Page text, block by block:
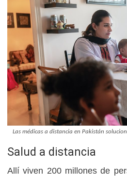
Las médicas a distancia en Pakistán
Salud a distancia
Allí viven 200 millones de